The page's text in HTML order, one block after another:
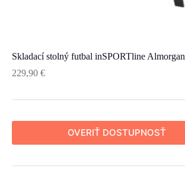
Skladací stolný futbal inSPORTline Almorgan
229,90 €
OVERIŤ DOSTUPNOSŤ